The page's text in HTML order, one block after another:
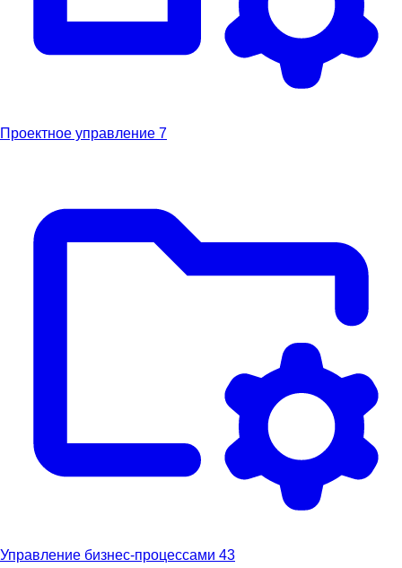
Проектное управление 7
Управление бизнес-процессами 43